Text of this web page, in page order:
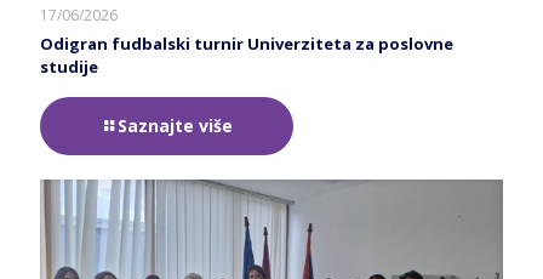
17/06/2026
Odigran fudbalski turnir Univerziteta za poslovne
studije
Saznajte više